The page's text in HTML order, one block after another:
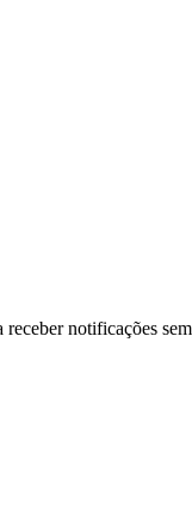
notificações